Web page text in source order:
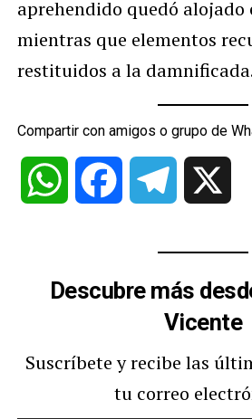
aprehendido quedó alojado
mientras que elementos
restituidos a la
Compartir con amigos o grupo de
WhatsApp Facebook Telegram
Descubre más
Vicente
Suscríbete y recibe las
tu correo